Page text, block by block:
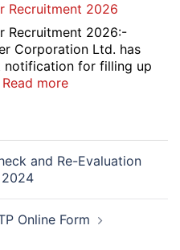
CET
Admission
2026-
27
1358
CMS
Exam
Answer
Recruitment 2026
Recruitment 2026:-
Corporation Ltd. has
notification for filling up
Read more:
2026
and Re-Evaluation
2024
Online Form